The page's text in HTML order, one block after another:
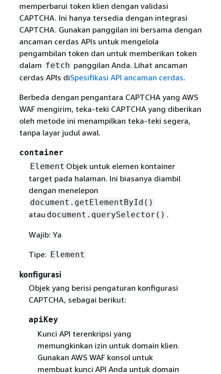
memperbarui token klien dengan validasi
CAPTCHA. Ini hanya tersedia dengan integrasi
CAPTCHA. Gunakan panggilan ini bersama dengan
ancaman cerdas APIs untuk mengelola
pengambilan token dan untuk memberikan token
dalam fetch panggilan Anda. Lihat ancaman
cerdas APIs diSpesifikasi API ancaman cerdas.
Berbeda dengan pengantara CAPTCHA yang AWS
WAF mengirim, teka-teki CAPTCHA yang diberikan
oleh metode ini menampilkan teka-teki segera,
tanpa layar judul awal.
container
Element Objek untuk elemen kontainer
target pada halaman. Ini biasanya diambil
dengan menelepon
document.getElementById()
atau document.querySelector() .
Wajib: Ya
Tipe: Element
konfigurasi
Objek yang berisi pengaturan konfigurasi
CAPTCHA, sebagai berikut:
apiKey
Kunci API terenkripsi yang
memungkinkan izin untuk domain klien.
Gunakan AWS WAF konsol untuk
membuat kunci API Anda untuk domain